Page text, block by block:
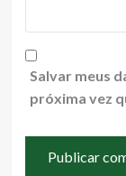
Salvar meus
próxima vez